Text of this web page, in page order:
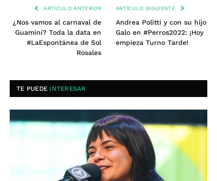
ARTÍCULO ANTERIOR
¿Nos vamos al carnaval de
Guaminí? Toda la data en
#LaEspontánea de Sol
Rosales
ARTÍCULO SIGUIENTE
Andrea Politti y con su hijo
Galo en #Perros2022: ¡Hoy
empieza Turno Tarde!
TE PUEDE INTERESAR